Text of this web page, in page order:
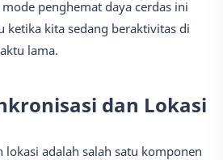
penghemat daya cerdas ini
ketika kita sedang beraktivitas di
lama.
dan Lokasi
lokasi adalah salah satu komponen